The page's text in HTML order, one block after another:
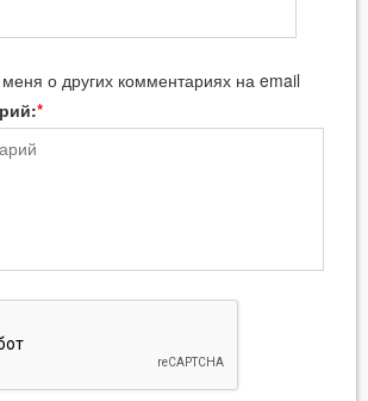
о других комментариях на email